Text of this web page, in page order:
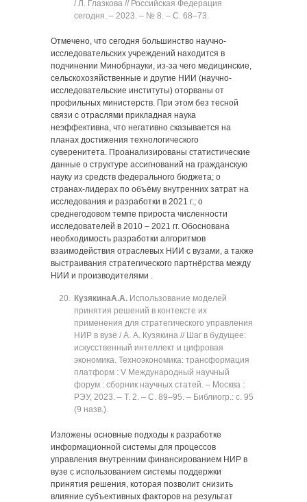
/ Л. Глазкова // Российская Федерация
сегодня. ‒ 2023. ‒ № 8. ‒ C. 68‒73.
Отмечено, что сегодня большинство научно-
исследовательских учреждений находится в
подчинении Минобрнауки, из-за чего медицинские,
сельскохозяйственные и другие НИИ (научно-
исследовательские институты) оторваны от
профильных министерств. При этом без тесной
связи с отраслями прикладная наука
неэффективна, что негативно сказывается на
планах достижения технологического
суверенитета. Проанализированы статистические
данные о структуре ассигнований на гражданскую
науку из средств федерального бюджета; о
странах-лидерах по объёму внутренних затрат на
исследования и разработки в 2021 г.; о
среднегодовом темпе прироста численности
исследователей в 2010 ‒ 2021 гг. Обоснована
необходимость разработки алгоритмов
взаимодействия отраслевых НИИ с вузами, а также
выстраивания стратегического партнёрства между
НИИ и производителями .
КузякинаА.А. Использование моделей
принятия решений в контексте их
применения для стратегического управления
НИР в вузе / А. А. Кузякина // Шаг в будущее:
искусственный интеллект и цифровая
экономика. Техноэкономика: трансформация
платформ : V Международный научный
форум : сборник научных статей. ‒ Москва :
РЭУ, 2023. ‒ Т. 2. ‒ C. 89‒95. ‒ Библиогр.: с. 95
(9 назв.).
Изложены основные подходы к разработке
информационной системы для процессов
управления внутренним финансированием НИР в
вузе с использованием системы поддержки
принятия решения, которая позволит снизить
влияние субъективных факторов на результат